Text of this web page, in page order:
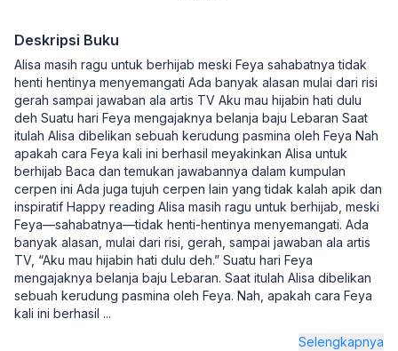
Deskripsi Buku
Alisa masih ragu untuk berhijab meski Feya sahabatnya tidak
henti hentinya menyemangati Ada banyak alasan mulai dari risi
gerah sampai jawaban ala artis TV Aku mau hijabin hati dulu
deh Suatu hari Feya mengajaknya belanja baju Lebaran Saat
itulah Alisa dibelikan sebuah kerudung pasmina oleh Feya Nah
apakah cara Feya kali ini berhasil meyakinkan Alisa untuk
berhijab Baca dan temukan jawabannya dalam kumpulan
cerpen ini Ada juga tujuh cerpen lain yang tidak kalah apik dan
inspiratif Happy reading Alisa masih ragu untuk berhijab, meski
Feya—sahabatnya—tidak henti-hentinya menyemangati. Ada
banyak alasan, mulai dari risi, gerah, sampai jawaban ala artis
TV, “Aku mau hijabin hati dulu deh.” Suatu hari Feya
mengajaknya belanja baju Lebaran. Saat itulah Alisa dibelikan
sebuah kerudung pasmina oleh Feya. Nah, apakah cara Feya
kali ini berhasil ...
Selengkapnya